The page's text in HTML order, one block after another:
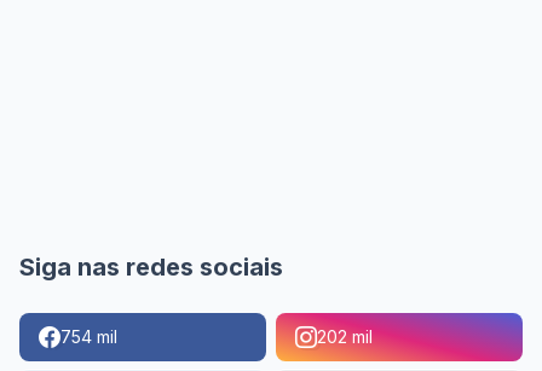
Siga nas redes sociais
754 mil 202 mil